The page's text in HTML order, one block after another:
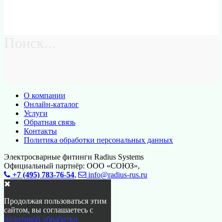
О компании
Онлайн-каталог
Услуги
Обратная связь
Контакты
Политика обработки персональных данных
Электросварные фитинги Radius Systems
Официальный партнёр: ООО «СОЮЗ»,
+7 (495) 783-76-54,
info@radius-rus.ru
✖
Продолжая пользоваться этим
сайтом, вы соглашаетесь с
политикой обработки